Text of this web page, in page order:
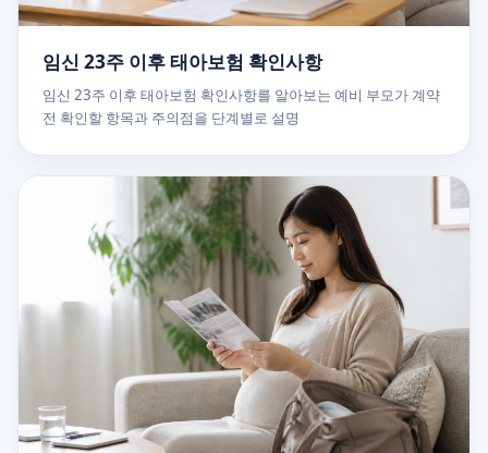
임신 23주 이후 태아보험 확인사항
임신 23주 이후 태아보험 확인사항를 알아보는 예비 부모가 계약
전 확인할 항목과 주의점을 단계별로 설명